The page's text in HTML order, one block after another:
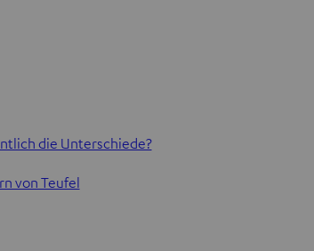
die Unterschiede?
von Teufel